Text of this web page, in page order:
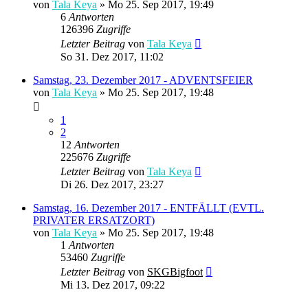
von Tala Keya » Mo 25. Sep 2017, 19:49
6 Antworten
126396 Zugriffe
Letzter Beitrag von Tala Keya
So 31. Dez 2017, 11:02
Samstag, 23. Dezember 2017 - ADVENTSFEIER
von Tala Keya » Mo 25. Sep 2017, 19:48
1
2
12 Antworten
225676 Zugriffe
Letzter Beitrag von Tala Keya
Di 26. Dez 2017, 23:27
Samstag, 16. Dezember 2017 - ENTFÄLLT (EVTL.
PRIVATER ERSATZORT)
von Tala Keya » Mo 25. Sep 2017, 19:48
1 Antworten
53460 Zugriffe
Letzter Beitrag von SKGBigfoot
Mi 13. Dez 2017, 09:22